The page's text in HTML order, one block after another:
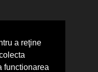
a reţine
functionarea